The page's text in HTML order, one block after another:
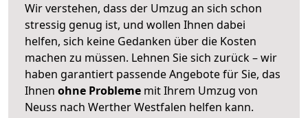
Wir verstehen, dass der Umzug an sich schon
stressig genug ist, und wollen Ihnen dabei
helfen, sich keine Gedanken über die Kosten
machen zu müssen. Lehnen Sie sich zurück – wir
haben garantiert passende Angebote für Sie, das
Ihnen ohne Probleme mit Ihrem Umzug von
Neuss nach Werther Westfalen helfen kann.